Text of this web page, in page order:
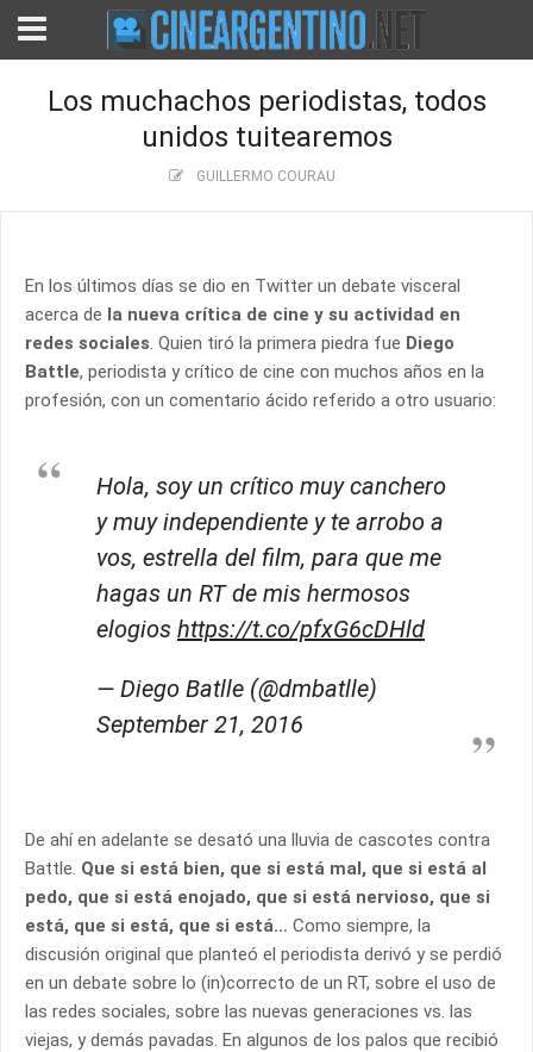
Los muchachos periodistas, todos
unidos tuitearemos
GUILLERMO COURAU
En los últimos días se dio en Twitter un debate visceral
acerca de la nueva crítica de cine y su actividad en
redes sociales. Quien tiró la primera piedra fue Diego
Battle, periodista y crítico de cine con muchos años en la
profesión, con un comentario ácido referido a otro usuario:
Hola, soy un crítico muy canchero
y muy independiente y te arrobo a
vos, estrella del film, para que me
hagas un RT de mis hermosos
elogios https://t.co/pfxG6cDHld
— Diego Batlle (@dmbatlle)
September 21, 2016
De ahí en adelante se desató una lluvia de cascotes contra
Battle. Que si está bien, que si está mal, que si está al
pedo, que si está enojado, que si está nervioso, que si
está, que si está, que si está… Como siempre, la
discusión original que planteó el periodista derivó y se perdió
en un debate sobre lo (in)correcto de un RT, sobre el uso de
las redes sociales, sobre las nuevas generaciones vs. las
viejas, y demás pavadas. En algunos de los palos que recibió